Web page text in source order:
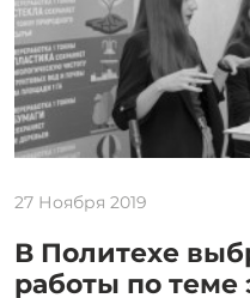
27 Ноября 2019
В Политехе
работы по теме